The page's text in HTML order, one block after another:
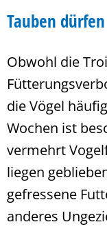
Tauben
Obwohl die
die Vögel
Wochen ist
vermehrt
liegen
gefressene
anderes